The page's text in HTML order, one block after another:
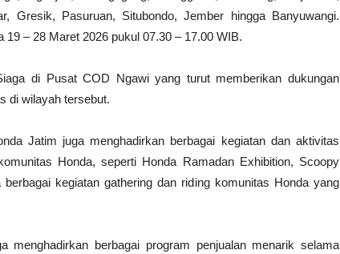
Gresik, Pasuruan, Situbondo, Jember hingga Banyuwangi.
– 28 Maret 2026 pukul 07.30 – 17.00 WIB.
di Pusat COD Ngawi yang turut memberikan dukungan
di wilayah tersebut.
Jatim juga menghadirkan berbagai kegiatan dan aktivitas
Honda, seperti Honda Ramadan Exhibition, Scoopy
kegiatan gathering dan riding komunitas Honda yang
berbagai program penjualan menarik selama